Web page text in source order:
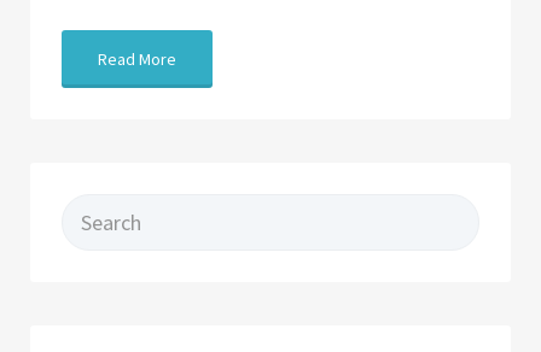
Read More
Search for: